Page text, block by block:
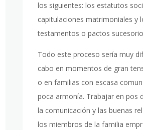
los siguientes: los estatutos
capitulaciones matrimoniales y
testamentos o pactos
Todo este proceso sería muy
cabo en momentos de gran
o en familias con escasa
poca armonía. Trabajar en pos
la comunicación y las buenas
los miembros de la familia